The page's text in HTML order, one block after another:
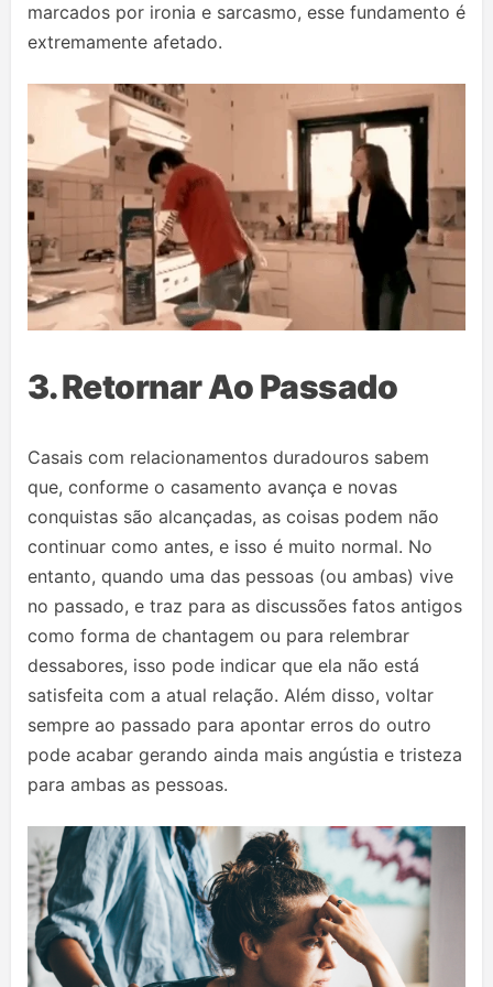
marcados por ironia e sarcasmo, esse fundamento é
extremamente afetado.
3. Retornar Ao Passado
Casais com relacionamentos duradouros sabem
que, conforme o casamento avança e novas
conquistas são alcançadas, as coisas podem não
continuar como antes, e isso é muito normal. No
entanto, quando uma das pessoas (ou ambas) vive
no passado, e traz para as discussões fatos antigos
como forma de chantagem ou para relembrar
dessabores, isso pode indicar que ela não está
satisfeita com a atual relação. Além disso, voltar
sempre ao passado para apontar erros do outro
pode acabar gerando ainda mais angústia e tristeza
para ambas as pessoas.